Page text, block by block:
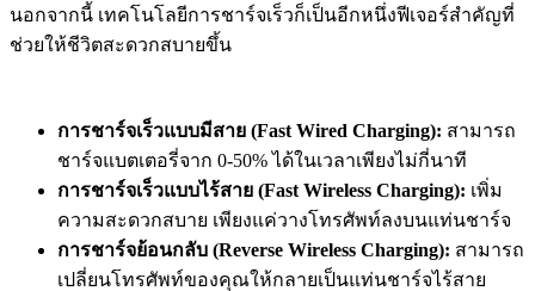
นอกจากนี้ เทคโนโลยีการชาร์จเร็วก็เป็นอีกหนึ่งฟีเจอร์สำคัญที่
ช่วยให้ชีวิตสะดวกสบายขึ้น
การชาร์จเร็วแบบมีสาย (Fast Wired Charging): สามารถ
ชาร์จแบตเตอรี่จาก 0-50% ได้ในเวลาเพียงไม่กี่นาที
การชาร์จเร็วแบบไร้สาย (Fast Wireless Charging): เพิ่ม
ความสะดวกสบาย เพียงแค่วางโทรศัพท์ลงบนแท่นชาร์จ
การชาร์จย้อนกลับ (Reverse Wireless Charging): สามารถ
เปลี่ยนโทรศัพท์ของคุณให้กลายเป็นแท่นชาร์จไร้สาย